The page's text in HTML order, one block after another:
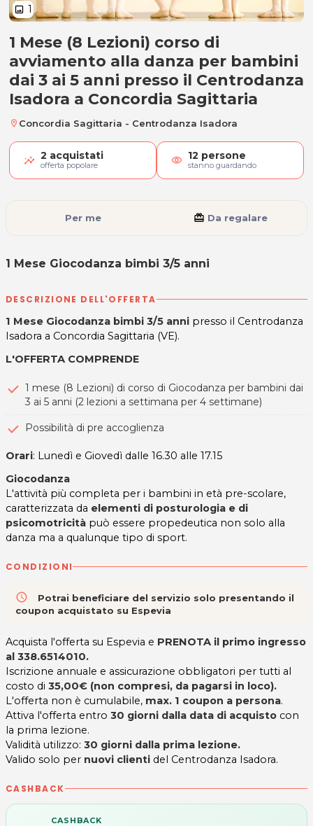
image 1
1 Mese Giocodanza bimbi 3/5
1 Mese (8 Lezioni) corso di
avviamento alla danza per bambini
dai 3 ai 5 anni presso il Centrodanza
Isadora a Concordia Sagittaria
location_on Concordia Sagittaria - Centrodanza Isadora
2 acquistati
offerta popolare visibility 12 persone
stanno guardando
1 Mese Giocodanza bimbi 3/5 anni
Per me card_giftcard Da regalare
DESCRIZIONE DELL'OFFERTA
1 Mese Giocodanza bimbi 3/5 anni presso il Centrodanza
Isadora a Concordia Sagittaria (VE).
L'OFFERTA COMPRENDE
1 mese (8 Lezioni) di corso di Giocodanza per bambini dai
3 ai 5 anni (2 lezioni a settimana per 4 settimane)
Possibilità di pre accoglienza
Orari: Lunedì e Giovedì dalle 16.30 alle 17.15
Giocodanza
L'attività più completa per i bambini in età pre-scolare,
caratterizzata da elementi di posturologia e di
psicomotricità può essere propedeutica non solo alla
danza ma a qualunque tipo di sport.
CONDIZIONI
access_time
Potrai beneficiare del servizio solo presentando il
coupon acquistato su Espevia
Acquista l'offerta su Espevia e PRENOTA il primo ingresso
al 338.6514010.
Iscrizione annuale e assicurazione obbligatori per tutti al
costo di 35,00€ (non compresi, da pagarsi in loco).
L'offerta non è cumulabile, max. 1 coupon a persona.
Attiva l'offerta entro 30 giorni dalla data di acquisto con
la prima lezione.
Validità utilizzo: 30 giorni dalla prima lezione.
Valido solo per nuovi clienti del Centrodanza Isadora.
CASHBACK
CASHBACK